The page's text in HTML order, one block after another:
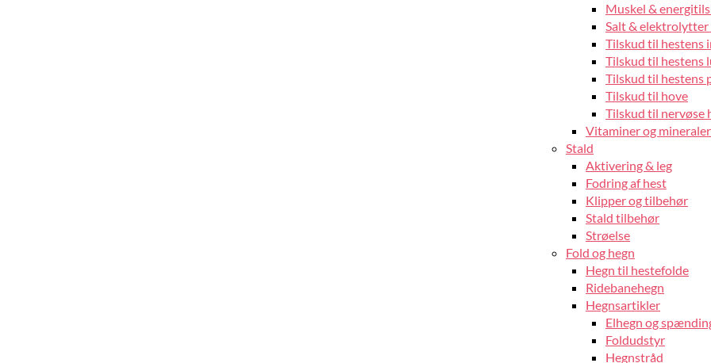
Muskel &
Salt &
Tilskud til hestens
Tilskud til hestens
Tilskud til hestens
Tilskud til hove
Tilskud til nervøse
Vitaminer og
Stald
Aktivering & leg
Fodring af hest
Klipper og tilbehør
Stald tilbehør
Strøelse
Fold og hegn
Hegn til hestefolde
Ridebanehegn
Hegnsartikler
Elhegn og
Foldudstyr
Hegnstråd